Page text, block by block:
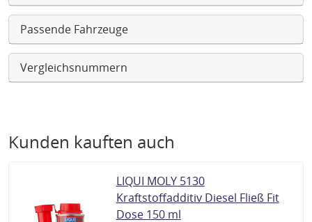
Passende Fahrzeuge
Vergleichsnummern
Kunden kauften auch
LIQUI MOLY 5130
Kraftstoffadditiv Diesel Fließ Fit
Dose 150 ml